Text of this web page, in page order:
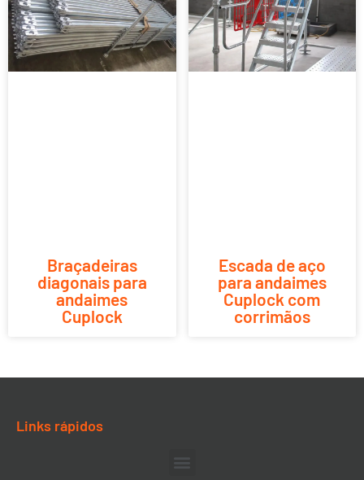
Braçadeiras
diagonais para
andaimes
Cuplock
Escada de aço
para andaimes
Cuplock com
corrimãos
Links rápidos